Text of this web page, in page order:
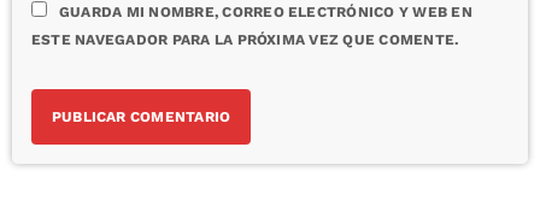
GUARDA MI NOMBRE, CORREO ELECTRÓNICO Y WEB EN
ESTE NAVEGADOR PARA LA PRÓXIMA VEZ QUE COMENTE.